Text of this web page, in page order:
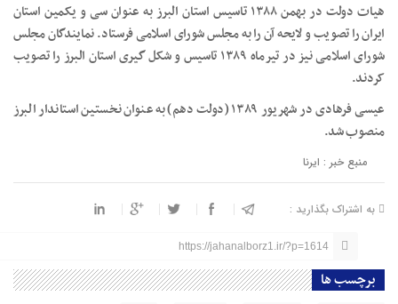
هیات دولت در بهمن ۱۳۸۸ تاسیس استان البرز به عنوان سی و یکمین استان‌
ایران را تصویب و لایحه آن را به مجلس شورای اسلامی فرستاد. نمایندگان مجلس
شورای اسلامی نیز در تیرماه ۱۳۸۹ تاسیس و شکل گیری استان البرز را تصویب
کردند.
عیسی فرهادی در شهریور ۱۳۸۹ (دولت دهم) به عنوان نخستین استاندار البرز
منصوب شد.
منبع خبر : ایرنا
به اشتراک بگذارید :
https://jahanalborz1.ir/?p=1614
برچسب ها